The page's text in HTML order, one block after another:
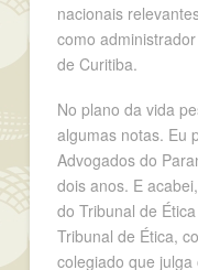
nacionais
como
de Curitiba.
No plano da vida
algumas notas. Eu
Advogados do
dois anos. E
do Tribunal de
Tribunal de Ética,
colegiado que